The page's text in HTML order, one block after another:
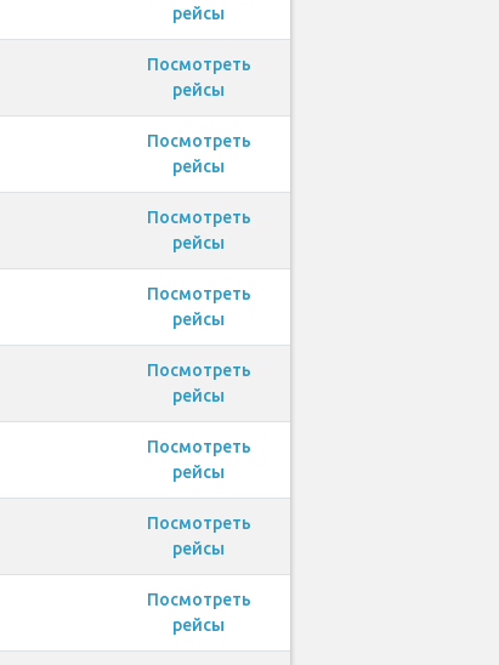
рейсы
Посмотреть
рейсы
Посмотреть
рейсы
Посмотреть
рейсы
Посмотреть
рейсы
Посмотреть
рейсы
Посмотреть
рейсы
Посмотреть
рейсы
Посмотреть
рейсы